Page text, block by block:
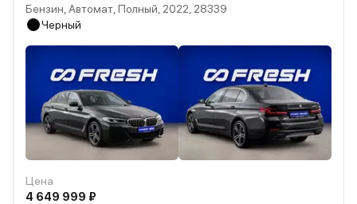
Бензин, Автомат, Полный, 2022, 28339
Черный
Цена
4 649 999 ₽